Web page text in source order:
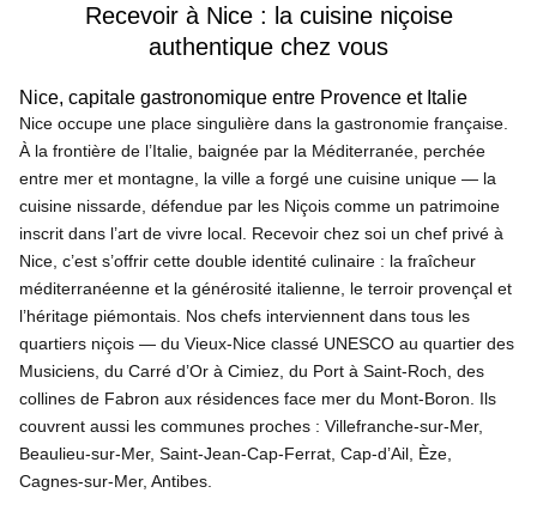
Recevoir à Nice : la cuisine niçoise
authentique chez vous
Nice, capitale gastronomique entre Provence et Italie
Nice occupe une place singulière dans la gastronomie française.
À la frontière de l’Italie, baignée par la Méditerranée, perchée
entre mer et montagne, la ville a forgé une cuisine unique — la
cuisine nissarde, défendue par les Niçois comme un patrimoine
inscrit dans l’art de vivre local. Recevoir chez soi un chef privé à
Nice, c’est s’offrir cette double identité culinaire : la fraîcheur
méditerranéenne et la générosité italienne, le terroir provençal et
l’héritage piémontais. Nos chefs interviennent dans tous les
quartiers niçois — du Vieux-Nice classé UNESCO au quartier des
Musiciens, du Carré d’Or à Cimiez, du Port à Saint-Roch, des
collines de Fabron aux résidences face mer du Mont-Boron. Ils
couvrent aussi les communes proches : Villefranche-sur-Mer,
Beaulieu-sur-Mer, Saint-Jean-Cap-Ferrat, Cap-d’Ail, Èze,
Cagnes-sur-Mer, Antibes.